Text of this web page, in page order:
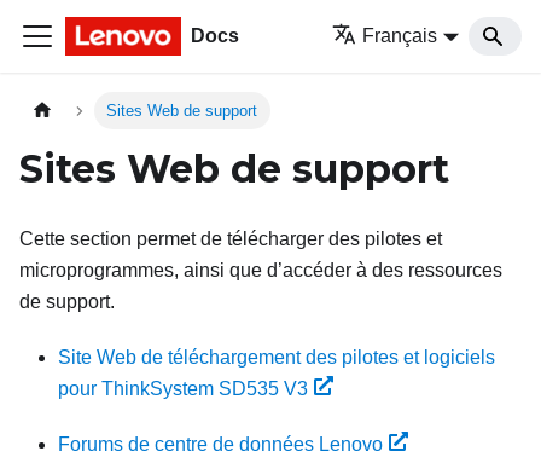
Docs Français
Sites Web de support
Sites Web de support
Cette section permet de télécharger des pilotes et
microprogrammes, ainsi que d’accéder à des ressources
de support.
Site Web de téléchargement des pilotes et logiciels
pour ThinkSystem SD535 V3
Forums de centre de données Lenovo